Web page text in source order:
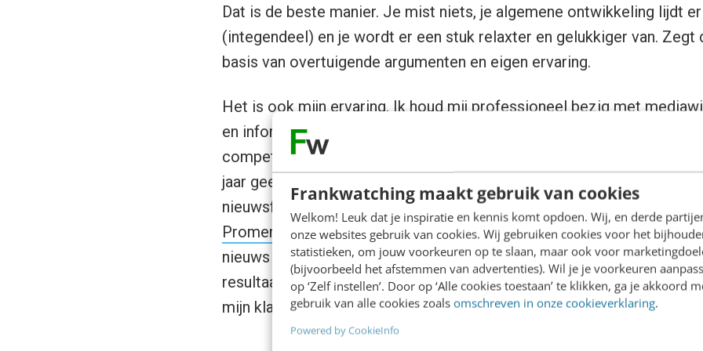
Frankwatching maakt gebruik van cookies
Welkom! Leuk dat je inspiratie en kennis komt opdoen. Wij, en derde
onze websites gebruik van cookies. Wij gebruiken cookies voor het
statistieken, om jouw voorkeuren op te slaan, maar ook voor
(bijvoorbeeld het afstemmen van advertenties). Wil je je voorkeuren
op ‘Zelf instellen’. Door op ‘Alle cookies toestaan’ te klikken, ga je akkoord
gebruik van alle cookies zoals omschreven in onze cookieverklaring.
Powered by CookieInfo
Dat is de beste manier. Je mist niets, je algemene ontwikkeling lijdt
(integendeel) en je wordt er een stuk relaxter en gelukkiger van. Zegt
basis van overtuigende argumenten en eigen ervaring.
Het is ook mijn ervaring. Ik houd mij professioneel bezig met
en informatie-overload en de invloed van mediaconsumptie op
competentie- en ervaringscirkel zogezegd. Daar komt bij dat ik sinds
jaar geen enkel abonnement meer heb op kranten of tijdschriften en
nieuwsfeeds de deur uit zijn. Ik kijk geen enkel opinieprogramma (op
Promenadena) en vele tientallen nieuwsaccounts op Twitter heb ik
nieuws hoor ik toch wel: van familie, vrienden of in een sporadische
resultaat: ik mis he-le-maal niks, krijg makkelijker nieuwe ingevingen
mijn klanten besteden.